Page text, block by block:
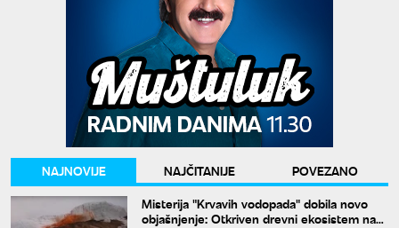
NAJNOVIJE NAJČITANIJE
POVEZANO
Misterija "Krvavih vodopada" dobila novo
objašnjenje: Otkriven drevni ekosistem na